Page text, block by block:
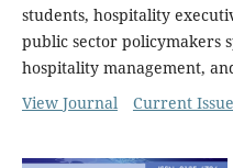
students, hospitality
public sector policymakers
hospitality management,
View Journal
Current Issue